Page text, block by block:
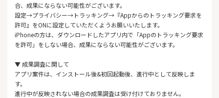
合、成果にならない可能性がございます。
設定→プライバシー→トラッキング→『Appからのトラッキング要求を
許可』をONに設定していただくようお願いいたします。
iPhoneの方は、ダウンロードしたアプリ内で「Appのトラッキング要求
を許可」をしない場合、成果にならない可能性がございます。
▼ 成果調査に関して
アプリ案件は、インストール後&初回起動後、進行中として反映しま
す。
進行中が反映されない場合の成果調査は受け付けておりません。